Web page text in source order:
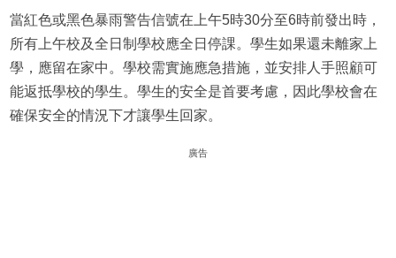
當紅色或黑色暴雨警告信號在上午5時30分至6時前發出時，
所有上午校及全日制學校應全日停課。學生如果還未離家上
學，應留在家中。學校需實施應急措施，並安排人手照顧可
能返抵學校的學生。學生的安全是首要考慮，因此學校會在
確保安全的情況下才讓學生回家。
廣告